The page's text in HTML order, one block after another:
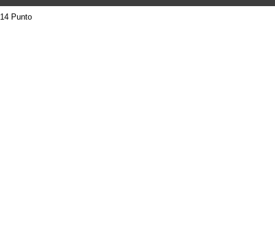
14 Punto